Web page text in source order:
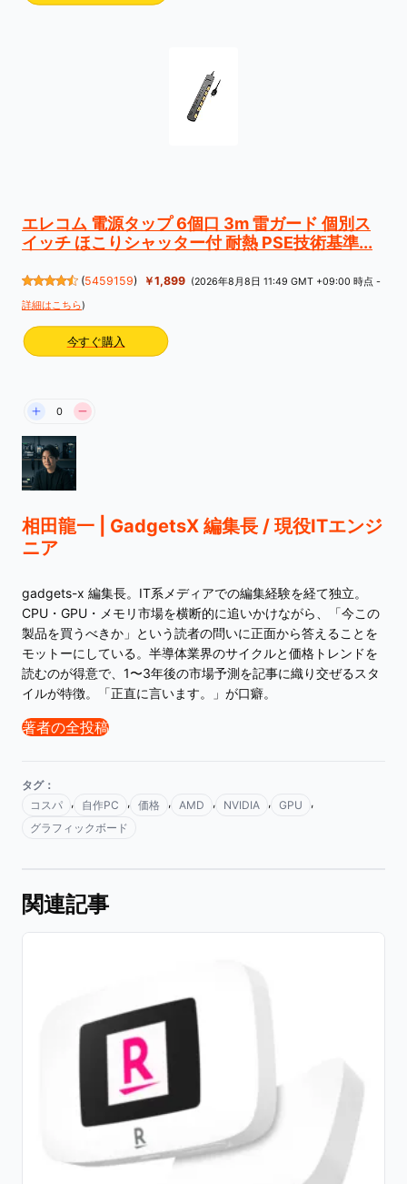
エレコム 電源タップ 6個口 3m 雷ガード 個別ス
イッチ ほこりシャッター付 耐熱 PSE技術基準...
(5459159) ￥1,899 (2026年8月8日 11:49 GMT +09:00 時点 -
詳細はこちら)
今すぐ購入
0
相田龍一 | GadgetsX 編集長 / 現役ITエンジ
ニア
gadgets-x 編集長。IT系メディアでの編集経験を経て独立。
CPU・GPU・メモリ市場を横断的に追いかけながら、「今この
製品を買うべきか」という読者の問いに正面から答えることを
モットーにしている。半導体業界のサイクルと価格トレンドを
読むのが得意で、1〜3年後の市場予測を記事に織り交ぜるスタ
イルが特徴。「正直に言います。」が口癖。
著者の全投稿
タグ：
コスパ
, 自作PC , 価格 , AMD , NVIDIA , GPU
,
グラフィックボード
関連記事